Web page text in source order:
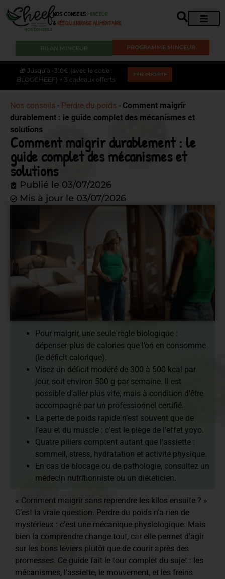
NOS CONSEILS MINCEUR
&RÉÉQUILIBRAGE ALIMENTAIRE
PROGRAMME MINCEUR
BILAN MINCEUR
🎁 Jusqu’à -310€ (avec le code :
BLOGCHEEF) + 3 cadeaux offerts
J'EN PROFITE
Nos conseils - Perdre du poids - Comment maigrir
durablement : le guide complet des mécanismes et
solutions
Comment maigrir durablement : le
guide complet des mécanismes et
solutions
Publié le 03/07/2026
Mis à jour le 03/07/2026
Pour maigrir, une seule règle biologique :
dépenser plus de calories que l’on en consomme
(le déficit calorique).
Visez un déficit modéré de 300 à 500 kcal par
jour, soit environ 500 g par semaine. Il est
possible d’aller plus vite, mais à condition d’être
accompagné par un professionnel certifié.
La perte de poids rapide n’est souvent que de
l’eau et du muscle : c’est le piège de l’effet yoyo.
Quatre piliers comptent autant que l’assiette :
sommeil, stress, hydratation et activité physique.
En cas de blocage ou de pathologie, consultez un
médecin nutritionniste ou un diététicien.
« Comment maigrir sans reprendre les kilos ensuite ? »
C’est la vraie question. Perdre du poids n’a rien de
mystérieux : c’est une mécanique physiologique. Mais
bien la comprendre change tout, car elle permet d’agir
sur les bons leviers plutôt que de courir après des
promesses. Ce guide fait le tour complet du sujet : les
mécanismes, l’assiette, le mouvement, et les freins